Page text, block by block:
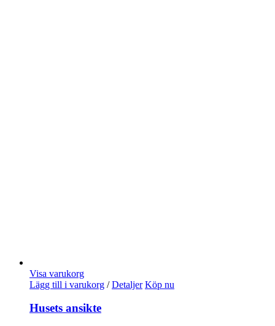
Visa varukorg
Lägg till i varukorg / Detaljer Köp nu
Husets ansikte